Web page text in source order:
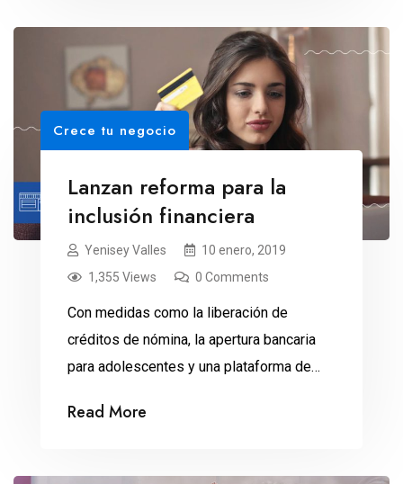
Crece tu negocio
Lanzan reforma para la
inclusión financiera
Yenisey Valles
10 enero, 2019
1,355 Views
0 Comments
Con medidas como la liberación de
créditos de nómina, la apertura bancaria
para adolescentes y una plataforma de
Impulso al Sector Financiero mejora la
en este sector, para algunos analistas. El
Read More